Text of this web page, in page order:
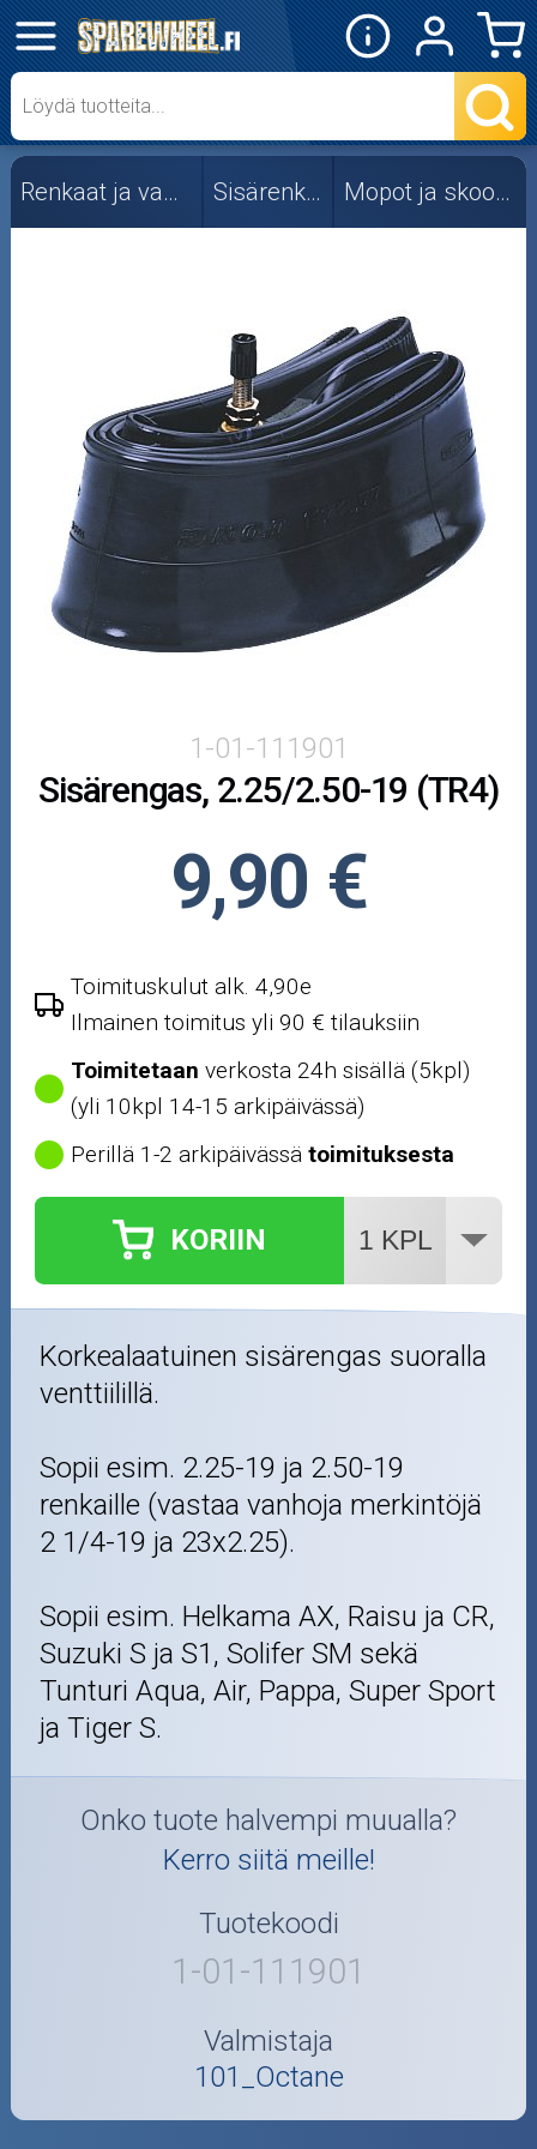
✕
Mopon osat
Skootterin osat
Crossipyörän osat
Moottorikelkan osat
Mopoauton osat
Mönkijän osat
Puutarha ja metsä
Ajovarusteet
Öljyt ja kemikaalit
Outlet-tuotteet
Renkaat ja vanteet Sisärenkaat Mopot ja skootterit
1-01-111901
Sisärengas, 2.25/2.50-19 (TR4)
9,90 €
Toimituskulut alk. 4,90e
Ilmainen toimitus yli 90 € tilauksiin
Toimitetaan verkosta 24h sisällä (5kpl)
(yli 10kpl 14-15 arkipäivässä)
Perillä 1-2 arkipäivässätoimituksesta
KORIIN
Korkealaatuinen sisärengas suoralla
venttiilillä.
Sopii esim. 2.25-19 ja 2.50-19
renkaille (vastaa vanhoja merkintöjä
2 1/4-19 ja 23x2.25).
Sopii esim. Helkama AX, Raisu ja CR,
Suzuki S ja S1, Solifer SM sekä
Tunturi Aqua, Air, Pappa, Super Sport
ja Tiger S.
Onko tuote halvempi muualla?
Kerro siitä meille!
Tuotekoodi
1-01-111901
Valmistaja
101_Octane